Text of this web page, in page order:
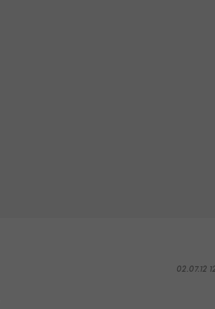
02.07.12